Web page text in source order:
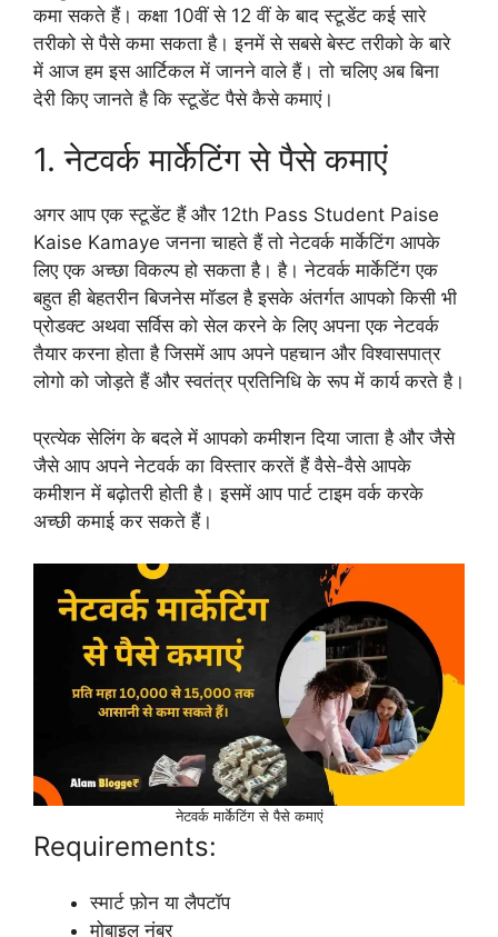
कमा सकते हैं। कक्षा 10वीं से 12 वीं के बाद स्टूडेंट कई सारे
तरीको से पैसे कमा सकता है। इनमें से सबसे बेस्ट तरीको के बारे
में आज हम इस आर्टिकल में जानने वाले हैं। तो चलिए अब बिना
देरी किए जानते है कि स्टूडेंट पैसे कैसे कमाएं।
1. नेटवर्क मार्केटिंग से पैसे कमाएं
अगर आप एक स्टूडेंट हैं और 12th Pass Student Paise
Kaise Kamaye जनना चाहते हैं तो नेटवर्क मार्केटिंग आपके
लिए एक अच्छा विकल्प हो सकता है। है। नेटवर्क मार्केटिंग एक
बहुत ही बेहतरीन बिजनेस मॉडल है इसके अंतर्गत आपको किसी भी
प्रोडक्ट अथवा सर्विस को सेल करने के लिए अपना एक नेटवर्क
तैयार करना होता है जिसमें आप अपने पहचान और विश्वासपात्र
लोगो को जोड़ते हैं और स्वतंत्र प्रतिनिधि के रूप में कार्य करते है।
प्रत्येक सेलिंग के बदले में आपको कमीशन दिया जाता है और जैसे
जैसे आप अपने नेटवर्क का विस्तार करतें हैं वैसे-वैसे आपके
कमीशन में बढ़ोतरी होती है। इसमें आप पार्ट टाइम वर्क करके
अच्छी कमाई कर सकते हैं।
नेटवर्क मार्केटिंग से पैसे कमाएं
Requirements:
स्मार्ट फ़ोन या लैपटॉप
मोबाइल नंबर